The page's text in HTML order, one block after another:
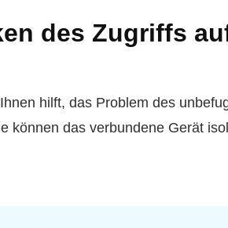
des Zugriffs
hilft, das Problem des
können das verbundene Gerät